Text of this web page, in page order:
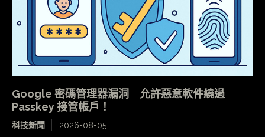
Google 密碼管理器漏洞 允許惡意軟件繞過
Passkey 接管帳戶！
科技新聞 2026-08-05